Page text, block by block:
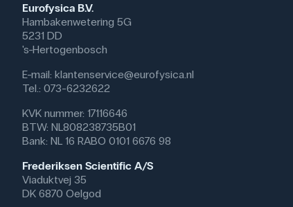
Eurofysica B.V.
Hambakenwetering 5G
5231 DD
's-Hertogenbosch
E-mail: klantenservice@eurofysica.nl
Tel.: 073-6232622
KVK nummer: 17116646
BTW: NL808238735B01
Bank: NL 16 RABO 0101 6676 98
Frederiksen Scientific A/S
Viaduktvej 35
DK 6870 Oelgod